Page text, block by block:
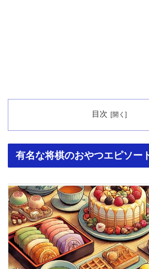
目次
有名な将棋のおやつエピソー